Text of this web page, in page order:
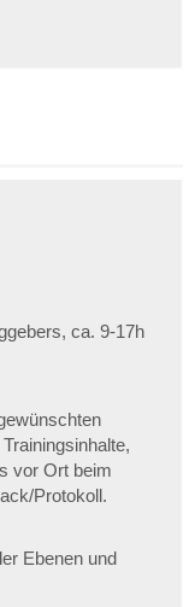
ca. 9-17h
vor Ort beim
Protokoll.
Ebenen und